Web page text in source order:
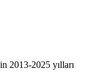
2013-2025 yılları